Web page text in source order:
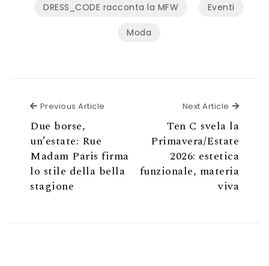
DRESS_CODE racconta la MFW Eventi
Moda
Previous Article
Due borse,
un’estate: Rue
Madam Paris firma
lo stile della bella
stagione
Next Article Next
Ten C svela la
Primavera/Estate
2026: estetica
funzionale, materia
viva